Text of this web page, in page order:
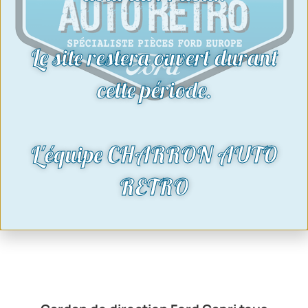
Le site restera ouvert durant
cette période.
L'équipe CHARRON AUTO
RETRO